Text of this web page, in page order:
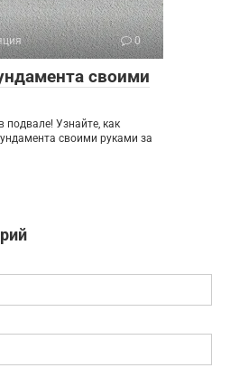
0
своими
подвале! Узнайте, как
своими руками за